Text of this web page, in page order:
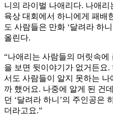
니의 라이벌 나애리다. 나애
육상 대회에서 하니에게 패배
도 사람들은 만화 ‘달려라 하
올린다.
“나애리는 사람들의 머릿속
을 보면 뒷이야기가 없거든요
서도 사람들이 알지 못하는
까 했어요. 나중에 알게 된 건
던 ‘달려라 하니’의 주인공은
더라고요.”